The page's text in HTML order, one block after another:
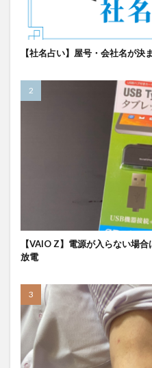
【社名占い】屋号・会社名が決
【VAIO Z】電源が入らない場
放電